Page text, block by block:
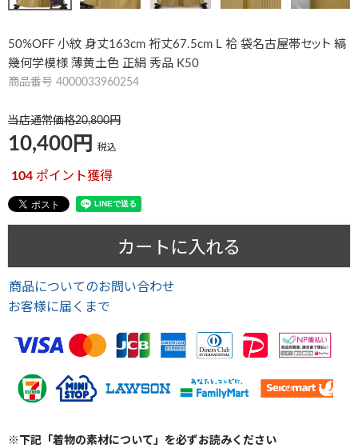
50%OFF 小紋 身丈163cm 裄丈67.5cm L 袷 袋名古屋帯セット 縞
幾何学模様 薄黄土色 正絹 秀品 K50
商品番号 4000033960254
当店通常価格20,800
10,400 税込
104 ポイント獲得
カートに入れる
商品についてのお問い合わせ
お客様に届くまで
※下記「着物の素材について」を必ずお読みください